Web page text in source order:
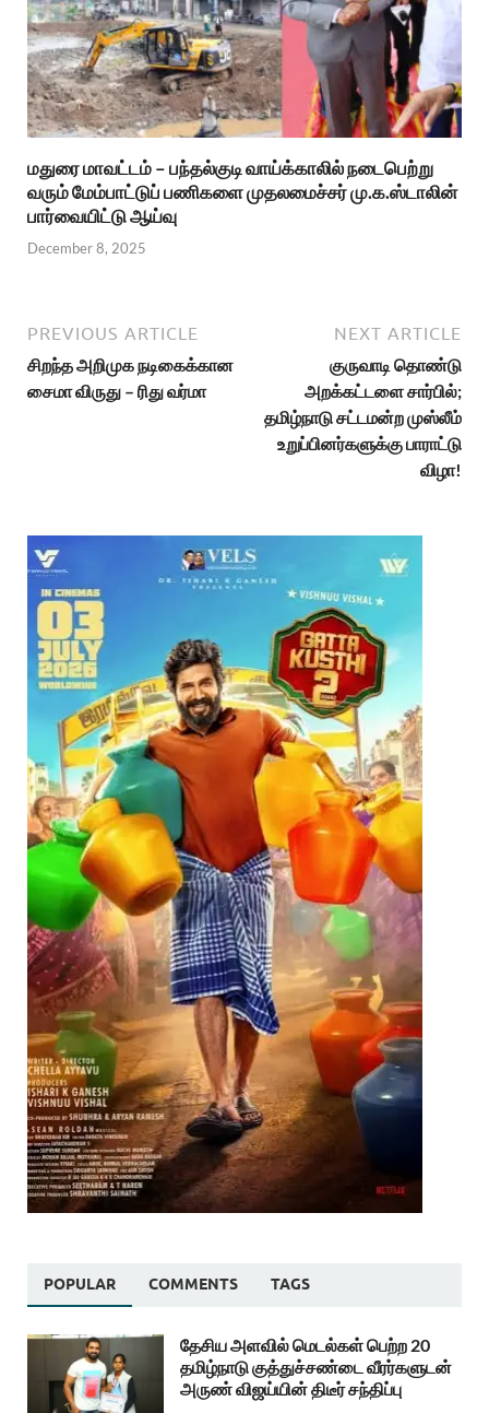
மதுரை மாவட்டம் – பந்தல்குடி வாய்க்காலில் நடைபெற்று
வரும் மேம்பாட்டுப் பணிகளை முதலமைச்சர் மு.க.ஸ்டாலின்
பார்வையிட்டு ஆய்வு
December 8, 2025
PREVIOUS ARTICLE
சிறந்த அறிமுக நடிகைக்கான
சைமா விருது – ரிது வர்மா
NEXT ARTICLE
குருவாடி தொண்டு
அறக்கட்டளை சார்பில்;
தமிழ்நாடு சட்டமன்ற முஸ்லீம்
உறுப்பினர்களுக்கு பாராட்டு
விழா!
POPULAR COMMENTS TAGS
தேசிய அளவில் மெடல்கள் பெற்ற 20
தமிழ்நாடு குத்துச்சண்டை வீரர்களுடன்
அருண் விஜய்யின் திடீர் சந்திப்பு